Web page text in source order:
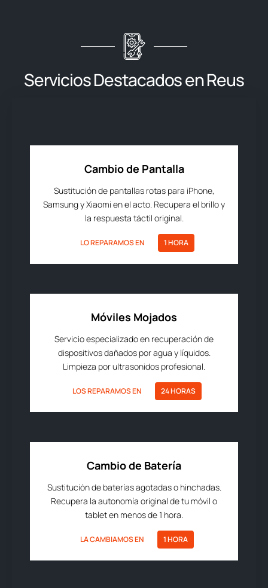
Servicios Destacados en Reus
Cambio de Pantalla
Sustitución de pantallas rotas para iPhone,
Samsung y Xiaomi en el acto. Recupera el brillo y
la respuesta táctil original.
LO REPARAMOS EN 1 HORA
Móviles Mojados
Servicio especializado en recuperación de
dispositivos dañados por agua y líquidos.
Limpieza por ultrasonidos profesional.
LOS REPARAMOS EN 24 HORAS
Cambio de Batería
Sustitución de baterías agotadas o hinchadas.
Recupera la autonomía original de tu móvil o
tablet en menos de 1 hora.
LA CAMBIAMOS EN 1 HORA